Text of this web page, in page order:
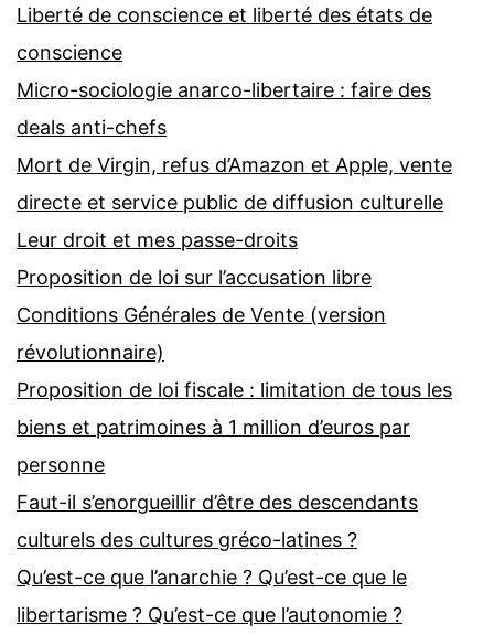
Liberté de conscience et liberté des états de
conscience
Micro-sociologie anarco-libertaire : faire des
deals anti-chefs
Mort de Virgin, refus d’Amazon et Apple, vente
directe et service public de diffusion culturelle
Leur droit et mes passe-droits
Proposition de loi sur l’accusation libre
Conditions Générales de Vente (version
révolutionnaire)
Proposition de loi fiscale : limitation de tous les
biens et patrimoines à 1 million d’euros par
personne
Faut-il s’enorgueillir d’être des descendants
culturels des cultures gréco-latines ?
Qu’est-ce que l’anarchie ? Qu’est-ce que le
libertarisme ? Qu’est-ce que l’autonomie ?